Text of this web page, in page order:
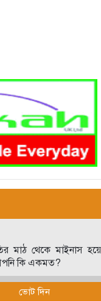
মাঠ থেকে মাইনাস হয়ে
কি একমত?
ভোট দিন